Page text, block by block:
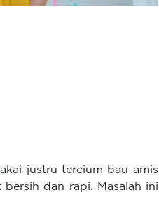
justru tercium bau amis
dan rapi. Masalah ini